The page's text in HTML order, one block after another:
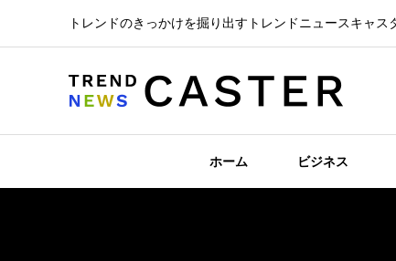
トレンドのきっかけを掘り出すトレンドニュースキャス
ホーム ビジネス